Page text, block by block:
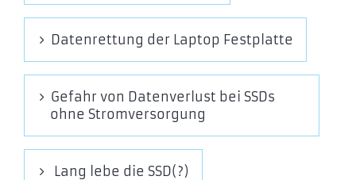
Datenrettung der Laptop Festplatte
Gefahr von Datenverlust bei SSDs
ohne Stromversorgung
Lang lebe die SSD(?)